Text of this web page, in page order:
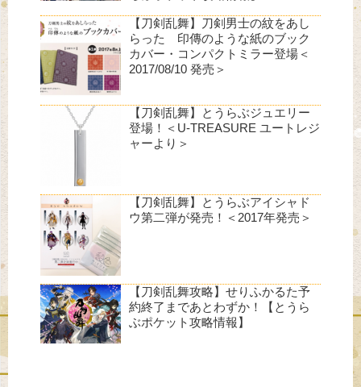
【刀剣乱舞】刀剣男士の紋をあし
らった 印傳のような紙のブック
カバー・コンパクトミラー登場＜
2017/08/10 発売＞
【刀剣乱舞】とうらぶジュエリー
登場！＜U-TREASURE ユートレジ
ャーより＞
【刀剣乱舞】とうらぶアイシャド
ウ第二弾が発売！＜2017年発売＞
【刀剣乱舞攻略】せりふかるた予
約終了まであとわずか！【とうら
ぶポケット攻略情報】